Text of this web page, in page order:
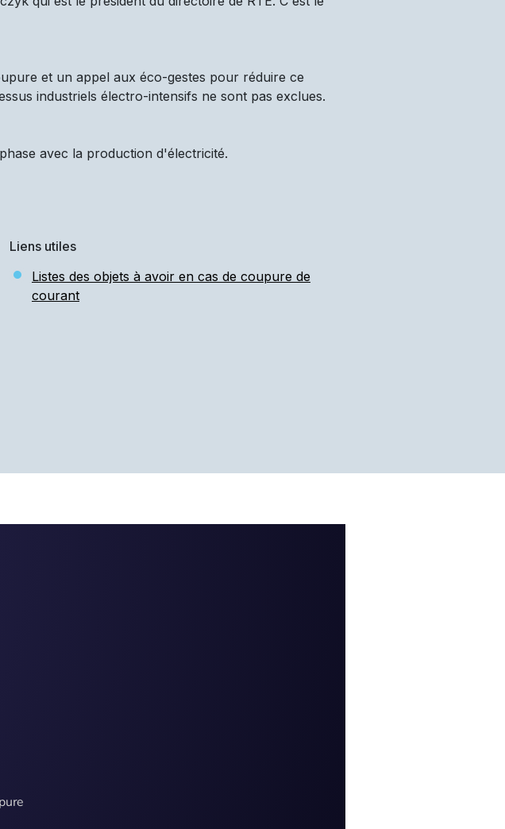
et un appel aux éco-gestes pour réduire ce
industriels électro-intensifs ne sont pas exclues.
avec la production d'électricité.
Liens utiles
Listes des objets à avoir en cas de coupure de
courant